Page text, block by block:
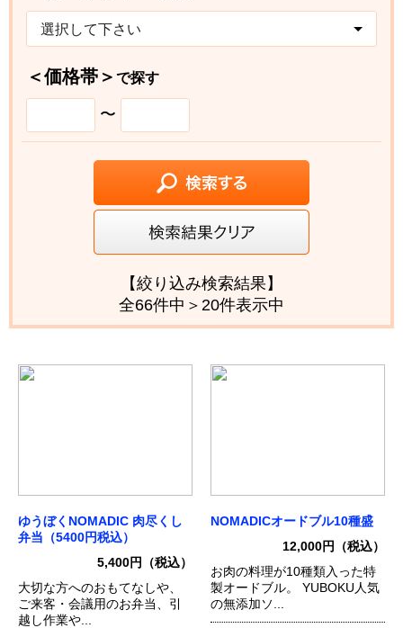
選択して下さい
＜価格帯＞ で探す
〜
【絞り込み検索結果】
全66件中＞20件表示中
ゆうぼくNOMADIC 肉尽くし
弁当（5400円税込）
5,400円（税込）
大切な方へのおもてなしや、
ご来客・会議用のお弁当、引
越し作業や...
NOMADICオードブル10種盛
12,000円（税込）
お肉の料理が10種類入った特
製オードブル。 YUBOKU人気
の無添加ソ...